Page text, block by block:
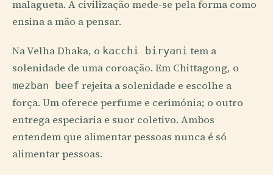
malagueta. A civilização mede-se pela forma como
ensina a mão a pensar.
Na Velha Dhaka, o kacchi biryani tem a
solenidade de uma coroação. Em Chittagong, o
mezban beef rejeita a solenidade e escolhe a
força. Um oferece perfume e cerimónia; o outro
entrega especiaria e suor coletivo. Ambos
entendem que alimentar pessoas nunca é só
alimentar pessoas.